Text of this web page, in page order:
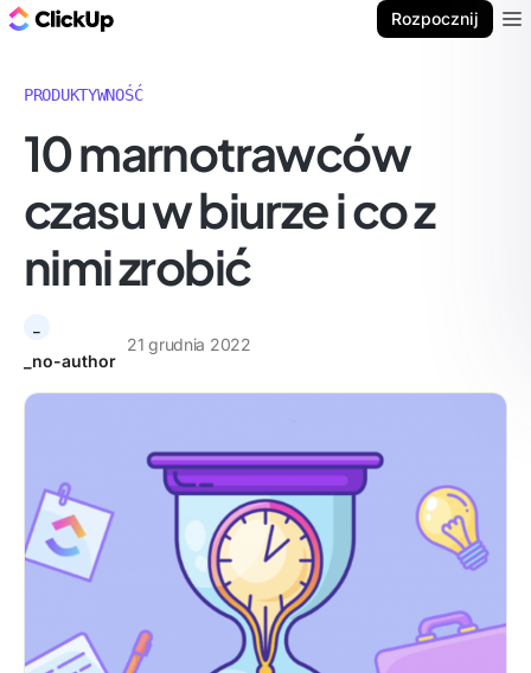
Rozpocznij
PRODUKTYWNOŚĆ
10 marnotrawców
czasu w biurze i co z
nimi zrobić
_no-author
21 grudnia 2022